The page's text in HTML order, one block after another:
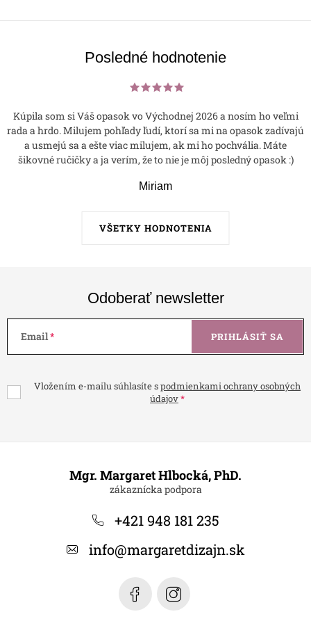
Posledné hodnotenie
VŠETKY HODNOTENIA
Kúpila som si Váš opasok vo Východnej 2026 a nosím ho veľmi
rada a hrdo. Milujem pohľady ľudí, ktorí sa mi na opasok zadívajú
a usmejú sa a ešte viac milujem, ak mi ho pochvália. Máte
šikovné ručičky a ja verím, že to nie je môj posledný opasok :)
Miriam
Odoberať newsletter
Email
Vložením e-mailu súhlasíte spodmienkami ochrany osobných
údajov
PRIHLÁSIŤ SA
Mgr. Margaret Hlbocká, PhD.
+421 948 181 235
info@margaretdizajn.sk